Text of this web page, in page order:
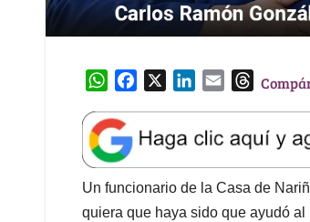
W
a
t
s
A
p
e
b
o
o
k
e
d
I
l
T
e
a
d
s
Un funcionario de la Casa de
quiera que haya sido que ayudó